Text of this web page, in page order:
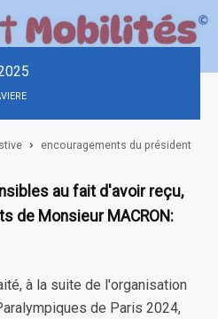
encouragements du président
au fait d'avoir reçu,
de Monsieur MACRON:
à la suite de l'organisation
de Paris 2024,